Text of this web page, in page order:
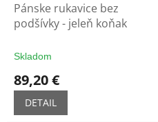
Pánske rukavice bez
podšívky - jeleň koňak
Skladom
89,20 €
DETAIL